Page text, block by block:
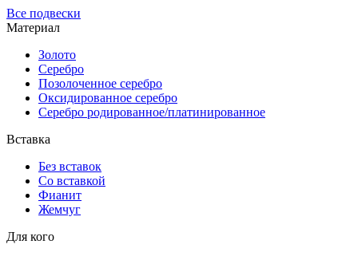
Все подвески
Материал
Золото
Серебро
Позолоченное серебро
Оксидированное серебро
Серебро родированное/платинированное
Вставка
Без вставок
Со вставкой
Фианит
Жемчуг
Для кого